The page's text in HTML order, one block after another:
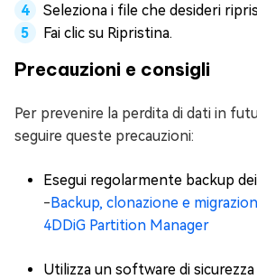
Seleziona i file che desideri
Fai clic su Ripristina.
Precauzioni e consigli
Per prevenire la perdita di dati in
seguire queste precauzioni:
Esegui regolarmente backup
-Backup, clonazione e
4DDiG Partition Manager
Utilizza un software di